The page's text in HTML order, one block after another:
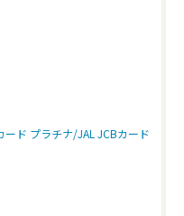
ド プラチナ/JAL JCBカード